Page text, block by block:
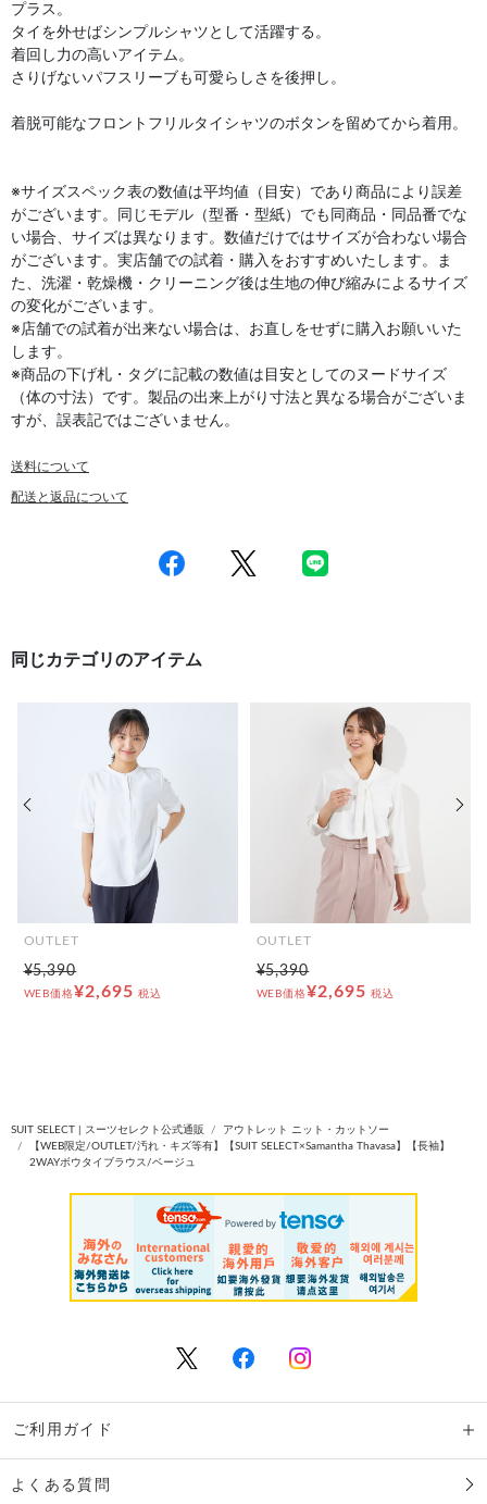
プラス。
タイを外せばシンプルシャツとして活躍する。
着回し力の高いアイテム。
さりげないパフスリーブも可愛らしさを後押し。
着脱可能なフロントフリルタイシャツのボタンを留めてから着用。
※サイズスペック表の数値は平均値（目安）であり商品により誤差
がございます。同じモデル（型番・型紙）でも同商品・同品番でな
い場合、サイズは異なります。数値だけではサイズが合わない場合
がございます。実店舗での試着・購入をおすすめいたします。ま
た、洗濯・乾燥機・クリーニング後は生地の伸び縮みによるサイズ
の変化がございます。
※店舗での試着が出来ない場合は、お直しをせずに購入お願いいた
します。
※商品の下げ札・タグに記載の数値は目安としてのヌードサイズ
（体の寸法）です。製品の出来上がり寸法と異なる場合がございま
すが、誤表記ではございません。
送料について
配送と返品について
同じカテゴリのアイテム
OUTLET
¥5,390
WEB価格¥2,695 税込
OUTLET
¥5,390
WEB価格¥2,695 税込
前の画像
SUIT SELECT | スーツセレクト公式通販
アウトレット ニット・カットソー
【WEB限定/OUTLET/汚れ・キズ等有】【SUIT SELECT×Samantha Thavasa】【長袖】
2WAYボウタイブラウス/ベージュ
ご利用ガイド
よくある質問